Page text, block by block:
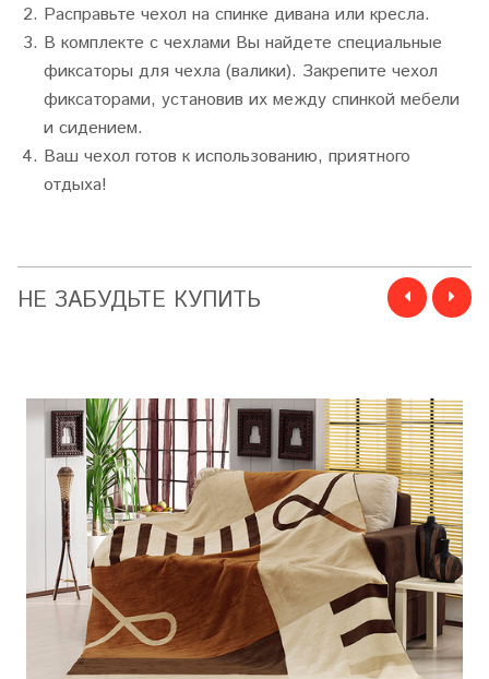
Расправьте чехол на спинке дивана или кресла.
В комплекте с чехлами Вы найдете специальные
фиксаторы для чехла (валики). Закрепите чехол
фиксаторами, установив их между спинкой мебели
и сидением.
Ваш чехол готов к использованию, приятного
отдыха!
НЕ ЗАБУДЬТЕ КУПИТЬ